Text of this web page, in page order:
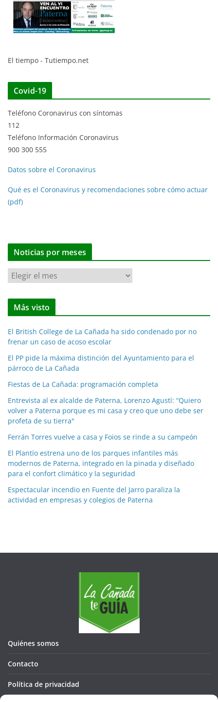
El tiempo - Tutiempo.net
Covid-19
Teléfono Coronavirus con síntomas
112
Teléfono Información Coronavirus
900 300 555
Datos sobre el Coronavirus
Qué es el Coronavirus y recomendaciones sobre cómo actuar
(pdf)
Noticias por meses
N
o
t
i
a
s
p
o
r
m
e
s
s
Más visto
El British College de La Cañada ha sido condenado por no
frenar un caso de acoso escolar
El PP pide la máxima distinción del Ayuntamiento para el
párroco de La Cañada
Fiestas de La Cañada: programación completa
Entrevista al ex alcalde de Paterna, Lorenzo Agustí: “Quiero
volver a Paterna porque es mi casa y creo que uno debe ser
profeta de su tierra"
Ferrán Torres vuelve a casa y Foios se rinde a su campeón
El Plantío estrena uno de los parques infantiles más
modernos de Paterna, integrado en la pinada y diseñado
para el confort climático y la seguridad
Espectacular incendio en Fuente del Jarro paraliza la
actividad en empresas y colegios de Paterna
Quiénes somos
Contacto
Política de privacidad